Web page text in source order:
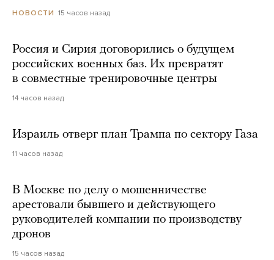
НОВОСТИ 15 часов назад
Россия и Сирия договорились о будущем
российских военных баз. Их превратят
в совместные тренировочные центры
14 часов назад
Израиль отверг план Трампа по сектору Газа
11 часов назад
В Москве по делу о мошенничестве
арестовали бывшего и действующего
руководителей компании по производству
дронов
15 часов назад